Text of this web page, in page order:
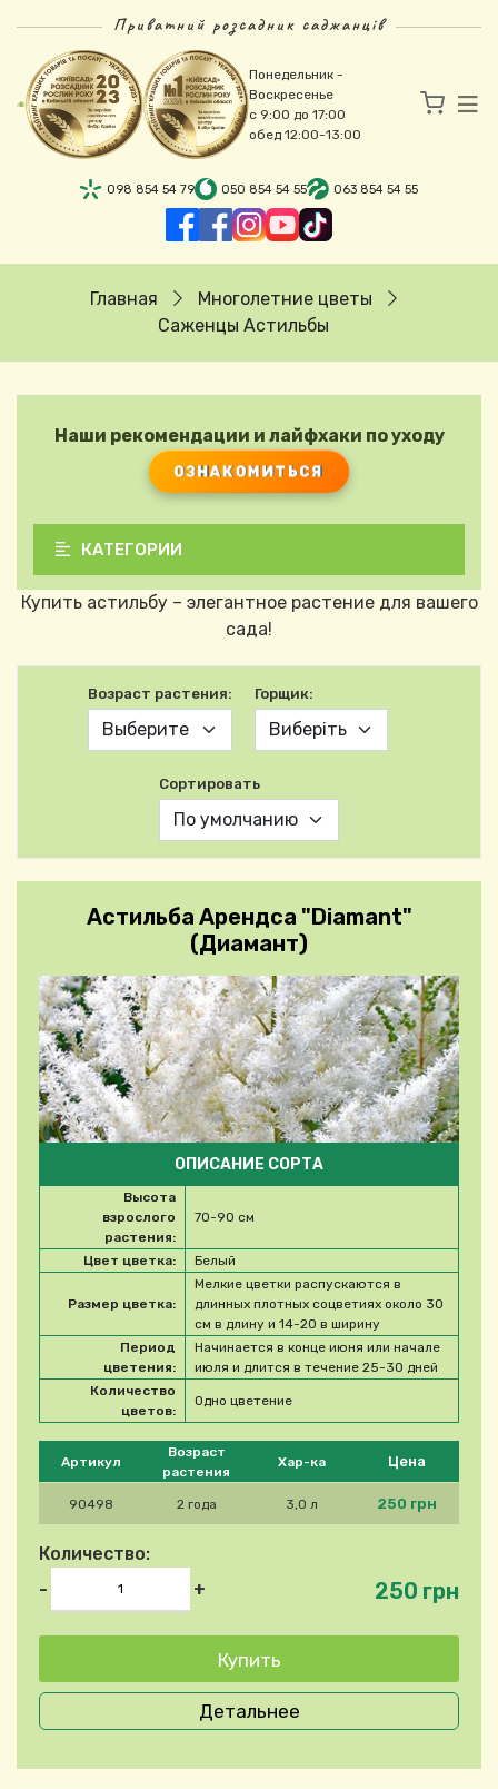
Приватний розсадник саджанців
Понедельник -
Воскресенье
с 9:00 до 17:00
обед 12:00-13:00
098 854 54 79 050 854 54 55 063 854 54 55
Строка навигации
Главная
Многолетние цветы
Саженцы Астильбы
Наши рекомендации и лайфхаки по уходу
ОЗНАКОМИТЬСЯ
КАТЕГОРИИ
Купить астильбу – элегантное растение для вашего
сада!
Возраст растения: Горщик:
Сортировать
Астильба Арендса "Diamant"
(Диамант)
Please select product
Артикул
Возраст
растения
Хар-ка Цена
90498 2 года 3,0 л 250 грн
Количество:
-
+ 250 грн
ОПИСАНИЕ СОРТА
Высота
взрослого
растения:
70-90 см
Цвет цветка: Белый
Размер цветка:
Мелкие цветки распускаются в
длинных плотных соцветиях около 30
см в длину и 14-20 в ширину
Период
цветения:
Начинается в конце июня или начале
июля и длится в течение 25-30 дней
Количество
цветов:
Одно цветение
Детальнее